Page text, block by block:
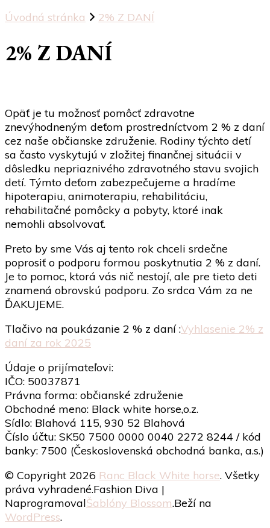
Úvodná stránka
2% Z DANÍ
2% Z DANÍ
Opäť je tu možnosť pomôcť zdravotne
znevýhodneným deťom prostredníctvom 2 % z daní
cez naše občianske združenie. Rodiny týchto detí
sa často vyskytujú v zložitej finančnej situácii v
dôsledku nepriaznivého zdravotného stavu svojich
detí. Týmto deťom zabezpečujeme a hradíme
hipoterapiu, animoterapiu, rehabilitáciu,
rehabilitačné pomôcky a pobyty, ktoré inak
nemohli absolvovať.
Preto by sme Vás aj tento rok chceli srdečne
poprosiť o podporu formou poskytnutia 2 % z daní.
Je to pomoc, ktorá vás nič nestojí, ale pre tieto deti
znamená obrovskú podporu. Zo srdca Vám za ne
ĎAKUJEME.
Tlačivo na poukázanie 2 % z daní :Vyhlasenie 2% z
daní za rok 2025
Údaje o prijímateľovi:
IČO: 50037871
Právna forma: občianské združenie
Obchodné meno: Black white horse,o.z.
Sídlo: Blahová 115, 930 52 Blahová
Číslo účtu: SK50 7500 0000 0040 2272 8244 / kód
banky: 7500 (Československá obchodná banka, a.s.)
© Copyright 2026 Ranc Black White horse. Všetky
práva vyhradené.Fashion Diva |
NaprogramovalŠablóny Blossom.Beží na
WordPress.